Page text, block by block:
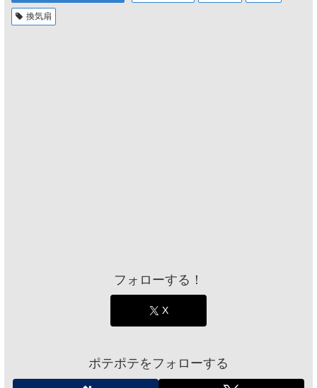
換気扇
フォローする！
X
ポテポテをフォローする